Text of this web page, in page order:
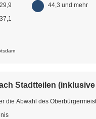
44,3 und mehr
Stadtteilen (inklusive
die Abwahl des